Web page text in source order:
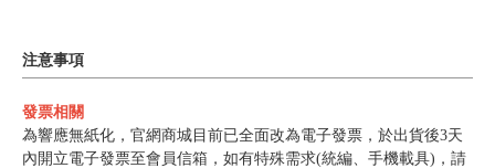
注意事項
發票相關
為響應無紙化，官網商城目前已全面改為電子發票，於出貨後3天
內開立電子發票至會員信箱，如有特殊需求(統編、手機載具)，請